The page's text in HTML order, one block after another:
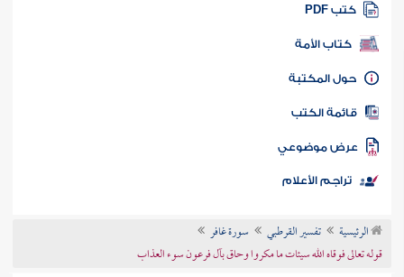
كتب PDF
كتاب الأمة
المكتبة
الكتب
موضوعي
تراجم الأعلام
الرئيسية تفسير القرطبي
سورة غافر
قوله تعالى فوقاه الله سيئات ما مكروا وحاق بآل فرعون سوء العذاب